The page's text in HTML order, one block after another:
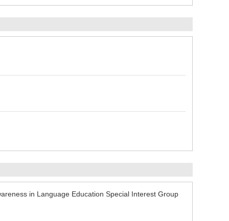
in Language Education Special Interest Group